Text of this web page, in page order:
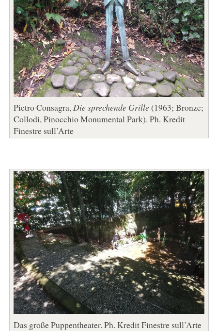
Pietro Consagra, Die sprechende Grille (1963; Bronze;
Collodi, Pinocchio Monumental Park). Ph. Kredit
Finestre sull’Arte
Das große Puppentheater. Ph. Kredit Finestre sull’Arte